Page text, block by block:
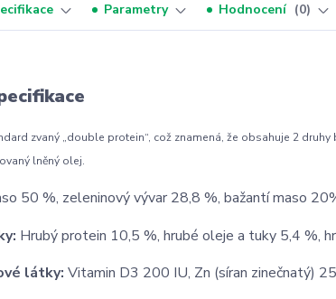
Parametry Hodnocení 0
zvaný „double protein“, což znamená, že obsahuje 2
lněný olej.
50 %, zeleninový vývar 28,8 %, bažantí maso
Hrubý protein 10,5 %, hrubé oleje a tuky 5,4 %,
látky: Vitamin D3 200 IU, Zn (síran zinečnatý)